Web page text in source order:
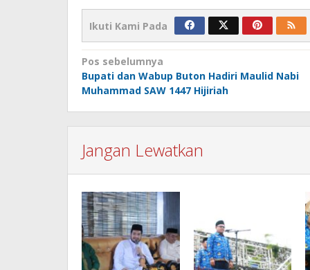
Ikuti Kami Pada
Navigasi
pos
Pos sebelumnya
Bupati dan Wabup Buton Hadiri Maulid Nabi
Muhammad SAW 1447 Hijiriah
Jangan Lewatkan